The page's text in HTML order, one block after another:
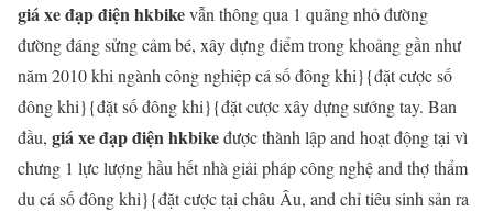
giá xe đạp điện hkbikevẫn thông qua 1 quãng nhỏ đường
đường đáng sửng cảm bé, xây dựng điểm trong khoảng gần như
năm 2010 khi ngành công nghiệp cá số đông khi}{đặt cược số
đông khi}{đặt số đông khi}{đặt cược xây dựng sướng tay. Ban
đầu, giá xe đạp điện hkbikeđược thành lập and hoạt động tại vì
chưng 1 lực lượng hầu hết nhà giải pháp công nghệ and thợ thẩm
du cá số đông khi}{đặt cược tại châu Âu, and chỉ tiêu sinh sản ra